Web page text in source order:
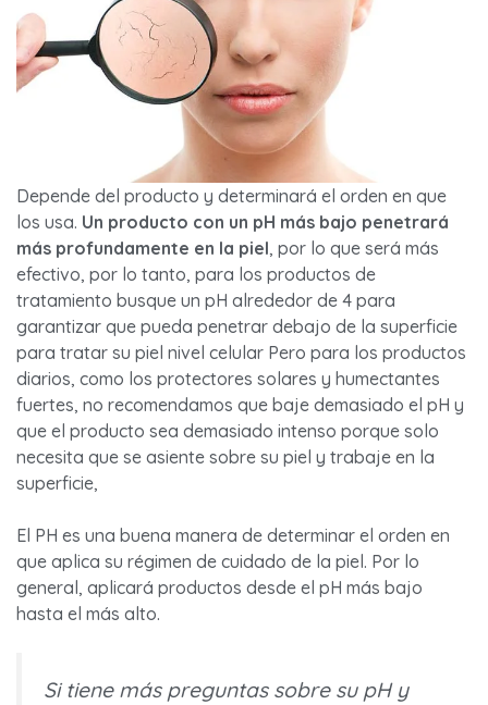
Depende del producto y determinará el orden en que
los usa. Un producto con un pH más bajo penetrará
más profundamente en la piel, por lo que será más
efectivo, por lo tanto, para los productos de
tratamiento busque un pH alrededor de 4 para
garantizar que pueda penetrar debajo de la superficie
para tratar su piel nivel celular Pero para los productos
diarios, como los protectores solares y humectantes
fuertes, no recomendamos que baje demasiado el pH y
que el producto sea demasiado intenso porque solo
necesita que se asiente sobre su piel y trabaje en la
superficie,
El PH es una buena manera de determinar el orden en
que aplica su régimen de cuidado de la piel. Por lo
general, aplicará productos desde el pH más bajo
hasta el más alto.
Si tiene más preguntas sobre su pH y